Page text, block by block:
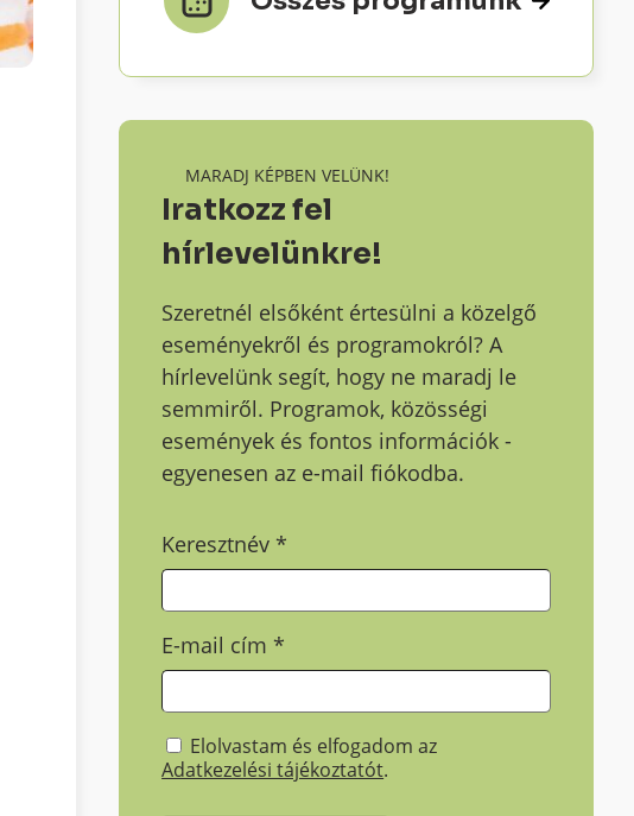
MARADJ KÉPBEN VELÜNK!
Iratkozz fel
hírlevelünkre!
Szeretnél elsőként értesülni a közelgő
eseményekről és programokról? A
hírlevelünk segít, hogy ne maradj le
semmiről. Programok, közösségi
események és fontos információk -
egyenesen az e-mail fiókodba.
Keresztnév*
E-mail cím*
Elolvastam és elfogadom az
Adatkezelési tájékoztatót.